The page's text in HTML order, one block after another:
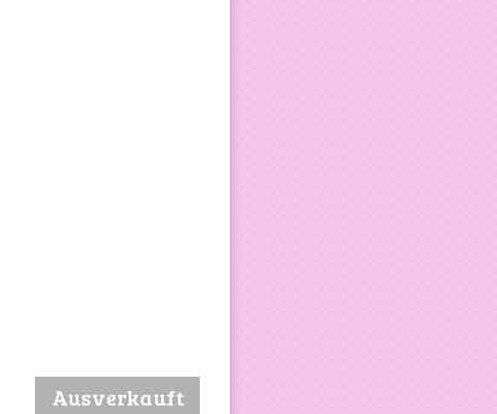
Ausverkauft